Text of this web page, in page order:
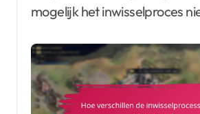
mogelijk het inwisselproces